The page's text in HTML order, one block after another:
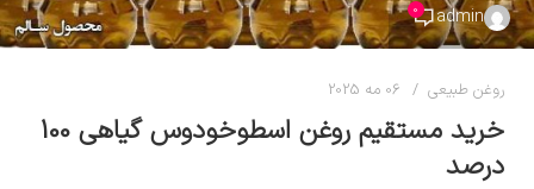
admin
0
روغن طبیعی 06 مه 2025
خرید مستقیم روغن اسطوخودوس گیاهی 100
درصد